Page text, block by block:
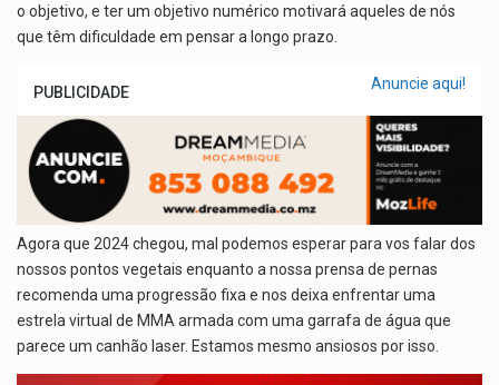
o objetivo, e ter um objetivo numérico motivará aqueles de nós
que têm dificuldade em pensar a longo prazo.
PUBLICIDADE Anuncie aqui!
Agora que 2024 chegou, mal podemos esperar para vos falar dos
nossos pontos vegetais enquanto a nossa prensa de pernas
recomenda uma progressão fixa e nos deixa enfrentar uma
estrela virtual de MMA armada com uma garrafa de água que
parece um canhão laser. Estamos mesmo ansiosos por isso.